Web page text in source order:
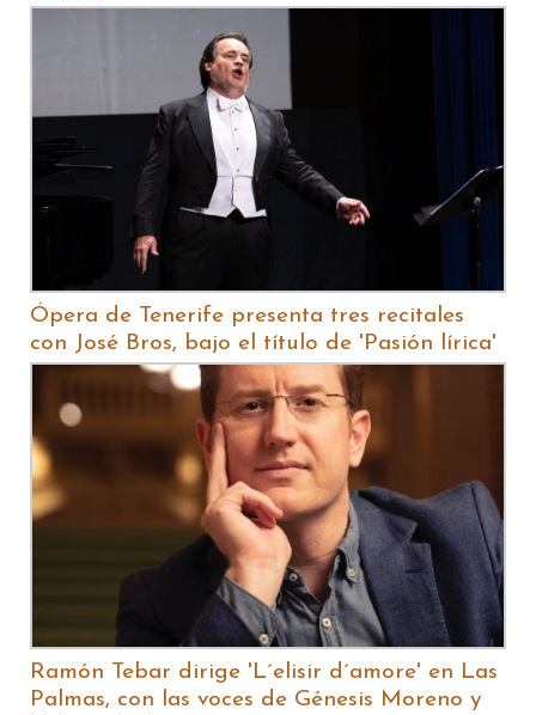
Ópera de Tenerife presenta tres recitales
con José Bros, bajo el título de 'Pasión lírica'
Ramón Tebar dirige 'L´elisir d´amore' en Las
Palmas, con las voces de Génesis Moreno y